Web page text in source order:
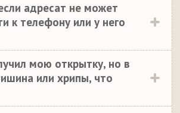
адресат не может
к телефону или у него
мою открытку, но в
или хрипы, что